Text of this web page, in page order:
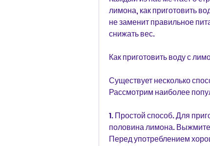
лимона, как приготовить
не заменит правильное
снижать вес.
Как приготовить воду с
Существует несколько
Рассмотрим наиболее
1. Простой способ. Для
половина лимона. Выжмите
Перед употреблением